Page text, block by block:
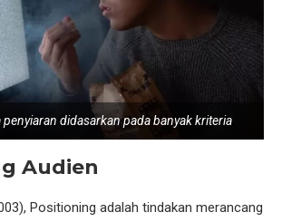
didasarkan pada banyak kriteria
Audien
Positioning adalah tindakan merancang